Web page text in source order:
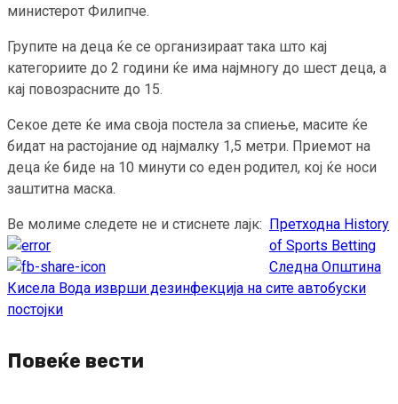
министерот Филипче.
Групите на деца ќе се организираат така што кај
категориите до 2 години ќе има најмногу до шест деца, а
кај повозрасните до 15.
Секое дете ќе има своја постела за спиење, масите ќе
бидат на растојание од најмалку 1,5 метри. Приемот на
деца ќе биде на 10 минути со еден родител, кој ќе носи
заштитна маска.
Ве молиме следете не и стиснете лајк:
Continue
Reading
Претходна History
of Sports Betting
Следна Општина
Кисела Вода изврши дезинфекција на сите автобуски
постојки
Повеќе вести